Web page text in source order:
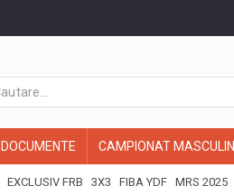
DOCUMENTE CAMPIONAT MASCULIN
EXCLUSIV FRB 3X3 FIBA YDF MRS 2025